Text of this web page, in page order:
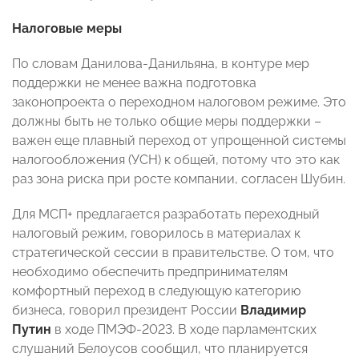
Налоговые меры
По словам Данилова-Данильяна, в контуре мер
поддержки не менее важна подготовка
законопроекта о переходном налоговом режиме. Это
должны быть не только общие меры поддержки –
важен еще плавный переход от упрощенной системы
налогообложения (УСН) к общей, потому что это как
раз зона риска при росте компании, согласен Шубин.
Для МСП+ предлагается разработать переходный
налоговый режим, говорилось в материалах к
стратегической сессии в правительстве. О том, что
необходимо обеспечить предпринимателям
комфортный переход в следующую категорию
бизнеса, говорил президент России Владимир
Путин в ходе ПМЭФ-2023. В ходе парламентских
слушаний Белоусов сообщил, что планируется